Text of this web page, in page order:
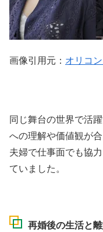
画像引用元： オリコ
同じ舞台の世界で活
への理解や価値観が
夫婦で仕事面でも協
ていました。
再婚後の生活と